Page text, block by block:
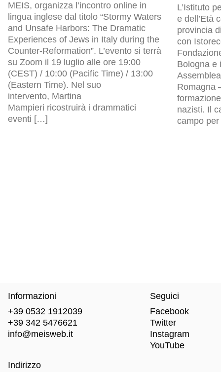
MEIS, organizza l’incontro online in
lingua inglese dal titolo “Stormy Waters
and Unsafe Harbors: The Dramatic
Experiences of Jews in Italy during the
Counter-Reformation”. L’evento si terrà
su Zoom il 19 luglio alle ore 19:00
(CEST) / 10:00 (Pacific Time) / 13:00
(Eastern Time). Nel suo
intervento, Martina
Mampieri ricostruirà i drammatici
eventi […]
L’Istituto
e dell’Età
provincia
con
Bologna e
Romagna
nazisti. Il
campo
Informazioni
+39 0532 1912039
+39 342 5476621
info@meisweb.it
Indirizzo
Seguici
Facebook
Twitter
Instagram
YouTube